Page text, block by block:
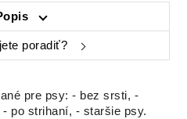
poradiť?
pre psy: - bez srsti, -
po strihaní, - staršie psy.